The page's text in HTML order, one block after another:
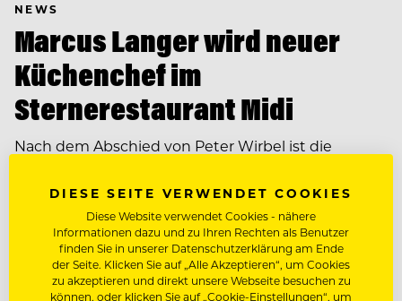
NEWS
Marcus Langer wird neuer
Küchenchef im
Sternerestaurant Midi
Nach dem Abschied von Peter Wirbel ist die
aus dem Kronenschlösschen ins Saarland und
übernimmt ab September die…
DIESE SEITE VERWENDET COOKIES
Diese Website verwendet Cookies - nähere
Informationen dazu und zu Ihren Rechten als Benutzer
finden Sie in unserer Datenschutzerklärung am Ende
der Seite. Klicken Sie auf „Alle Akzeptieren“, um Cookies
zu akzeptieren und direkt unsere Webseite besuchen zu
können, oder klicken Sie auf „Cookie-Einstellungen“, um